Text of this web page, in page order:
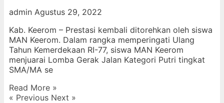
admin Agustus 29, 2022
Kab. Keerom – Prestasi kembali ditorehkan oleh siswa
MAN Keerom. Dalam rangka memperingati Ulang
Tahun Kemerdekaan RI-77, siswa MAN Keerom
menjuarai Lomba Gerak Jalan Kategori Putri tingkat
SMA/MA se
Read More »
« Previous Next »